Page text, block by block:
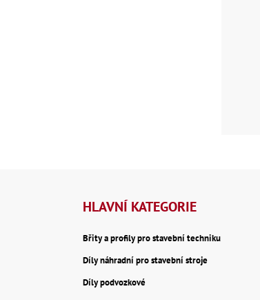
HLAVNÍ KATEGORIE
Břity a profily pro stavební techniku
Díly náhradní pro stavební stroje
Díly podvozkové